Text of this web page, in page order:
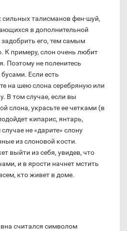
талисманов фен-шуй,
в дополнительной
его, тем самым
К примеру, слон очень любит
Поэтому не поленитесь
Если есть
на шею слона серебряную или
В том случае, если вы
слона, украсьте ее четками (в
кипарис, янтарь,
не «дарите» слону
из слоновой кости.
выйти из себя, увидев, что
и в ярости начнет мстить
кто живет в доме.
считался символом